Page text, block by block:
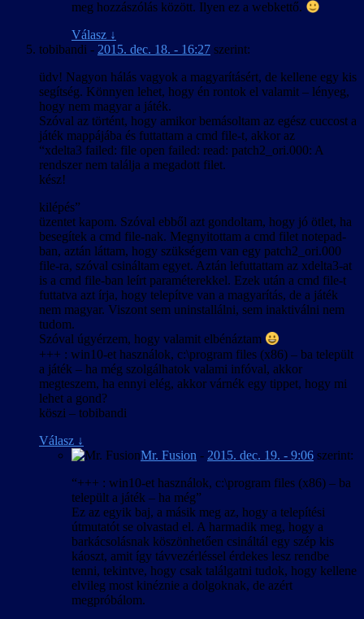
meg hozzászólás között. Ilyen ez a webkettő.
Válasz ↓
tobibandi - 2015. dec. 18. - 16:27 szerint:
üdv! Nagyon hálás vagyok a magyarításért, de kellene egy kis
segítség. Könnyen lehet, hogy én rontok el valamit – lényeg,
hogy nem magyar a játék.
Szóval az történt, hogy amikor bemásoltam az egész cuccost a
játék mappájába és futtattam a cmd file-t, akkor az
“xdelta3 failed: file open failed: read: patch2_ori.000: A
rendszer nem találja a megadott filet.
kész!
kilépés”
üzentet kapom. Szóval ebből azt gondoltam, hogy jó ötlet, ha
besegítek a cmd file-nak. Megnyitottam a cmd filet notepad-
ban, aztán láttam, hogy szükségem van egy patch2_ori.000
file-ra, szóval csináltam egyet. Aztán lefuttattam az xdelta3-at
is a cmd file-ban leírt paraméterekkel. Ezek után a cmd file-t
futtatva azt írja, hogy telepítve van a magyarítás, de a játék
nem magyar. Viszont sem uninstallálni, sem inaktiválni nem
tudom.
Szóval úgyérzem, hogy valamit elbénáztam
+++ : win10-et használok, c:\program files (x86) – ba települt
a játék – ha még szolgálhatok valami infóval, akkor
megteszem, ha ennyi elég, akkor várnék egy tippet, hogy mi
lehet a gond?
köszi – tobibandi
Válasz ↓
Mr. Fusion - 2015. dec. 19. - 9:06 szerint:
“+++ : win10-et használok, c:\program files (x86) – ba
települt a játék – ha még”
Ez az egyik baj, a másik meg az, hogy a telepítési
útmutatót se olvastad el. A harmadik meg, hogy a
barkácsolásnak köszönhetően csináltál egy szép kis
káoszt, amit így távvezérléssel érdekes lesz rendbe
tenni, tekintve, hogy csak találgatni tudok, hogy kellene
elvileg most kinéznie a dolgoknak, de azért
megpróbálom.